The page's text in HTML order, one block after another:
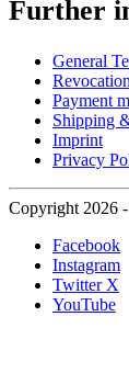
Further
General
Revocation
Payment
Shipping
Imprint
Privacy
Copyright 2026
Facebook
Instagram
Twitter X
YouTube